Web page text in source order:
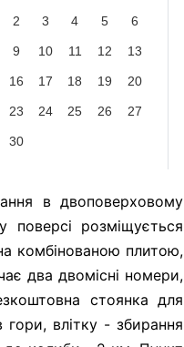
2 3 4 5 6
9 10 11 12 13
16 17 18 19 20
23 24 25 26 27
30
в двоповерховому
розміщується
комбінованою плитою,
два двомісні номери,
стоянка для
влітку - збирання